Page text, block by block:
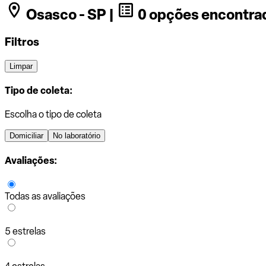
Osasco - SP | 0 opções
Filtros
Limpar
Tipo de coleta:
Escolha o tipo de coleta
Domiciliar No laboratório
Avaliações:
Todas as avaliações
5 estrelas